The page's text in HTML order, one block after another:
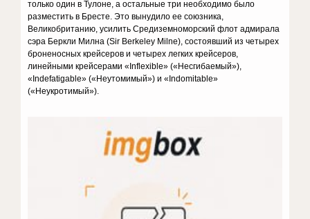
только один в Тулоне, а остальные три необходимо было
разместить в Бресте. Это вынудило ее союзника,
Великобританию, усилить Средиземноморский флот адмирала
сэра Беркли Милна (Sir Berkeley Milne), состоявший из четырех
броненосных крейсеров и четырех легких крейсеров,
линейными крейсерами «Inflexible» («Несгибаемый»),
«Indefatigable» («Неутомимый») и «Indomitable»
(«Неукротимый»).